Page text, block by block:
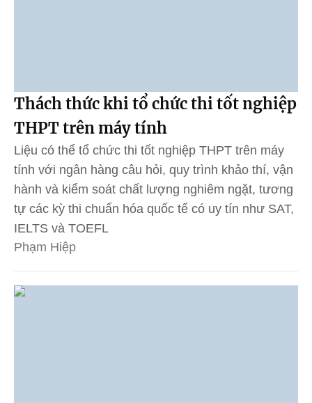
Thách thức khi tổ chức thi tốt nghiệp
THPT trên máy tính
Liệu có thể tổ chức thi tốt nghiệp THPT trên máy
tính với ngân hàng câu hỏi, quy trình khảo thí, vận
hành và kiểm soát chất lượng nghiêm ngặt, tương
tự các kỳ thi chuẩn hóa quốc tế có uy tín như SAT,
IELTS và TOEFL
Phạm Hiệp